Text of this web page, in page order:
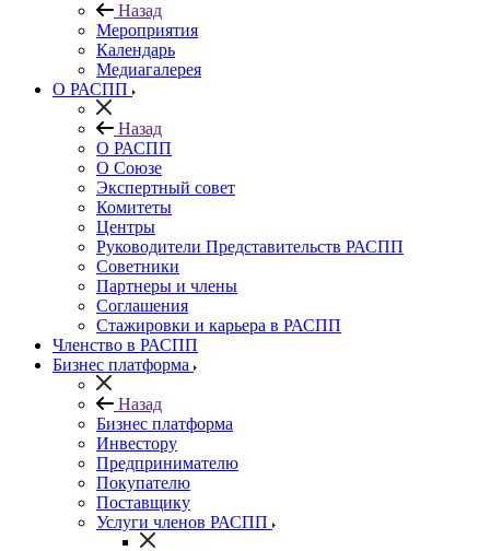
Назад
Мероприятия
Календарь
Медиагалерея
О РАСПП
Назад
О РАСПП
О Союзе
Экспертный совет
Комитеты
Центры
Руководители Представительств РАСПП
Советники
Партнеры и члены
Соглашения
Стажировки и карьера в РАСПП
Членство в РАСПП
Бизнес платформа
Назад
Бизнес платформа
Инвестору
Предпринимателю
Покупателю
Поставщику
Услуги членов РАСПП